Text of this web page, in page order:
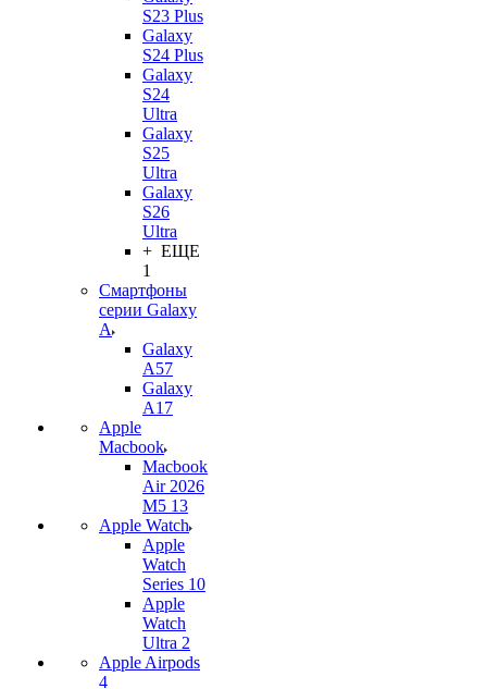
S23 Plus
Galaxy
S24 Plus
Galaxy
S24
Ultra
Galaxy
S25
Ultra
Galaxy
S26
Ultra
+ ЕЩЕ
1
Смартфоны
серии Galaxy
A
Galaxy
A57
Galaxy
A17
Apple
Macbook
Macbook
Air 2026
M5 13
Apple Watch
Apple
Watch
Series 10
Apple
Watch
Ultra 2
Apple Airpods
4